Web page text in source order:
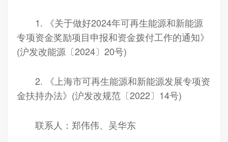
1. 《关于做好2024年可再生能源和新能源
专项资金奖励项目申报和资金拨付工作的通知》
(沪发改能源〔2024〕20号)
2. 《上海市可再生能源和新能源发展专项资
金扶持办法》(沪发改规范〔2022〕14号)
联系人：郑伟伟、吴华东